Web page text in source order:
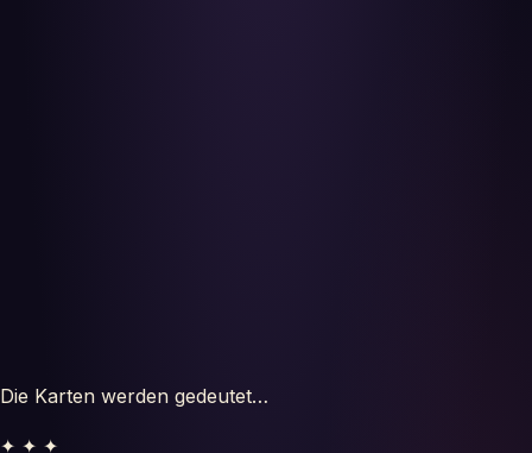
Die Karten werden gedeutet…
✦ ✦ ✦